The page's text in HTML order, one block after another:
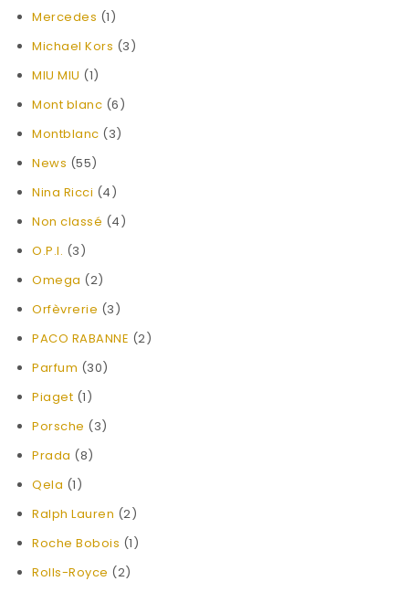
Mercedes (1)
Michael Kors (3)
MIU MIU (1)
Mont blanc (6)
Montblanc (3)
News (55)
Nina Ricci (4)
Non classé (4)
O.P.I. (3)
Omega (2)
Orfèvrerie (3)
PACO RABANNE (2)
Parfum (30)
Piaget (1)
Porsche (3)
Prada (8)
Qela (1)
Ralph Lauren (2)
Roche Bobois (1)
Rolls-Royce (2)